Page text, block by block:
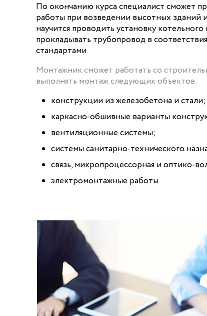
По окончанию курса специалист сможет
работы при возведении высотных зданий
научится проводить установку
прокладывать трубопровод в
стандартами.
Монтажник сможет работать со
выполнять монтаж следующих объектов:
конструкции из железобетона и стали;
каркасно-обшивные варианты
вентиляционные системы;
системы санитарно-технического
связь, микропроцессорная и оптико-
электромонтажные работы.